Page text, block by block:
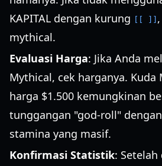
KAPITAL dengan kurung
[[ ]]
mythical.
Evaluasi Harga: Jika Anda
Mythical, cek harganya. Kuda
harga $1.500 kemungkinan
tunggangan "god-roll"
stamina yang masif.
Konfirmasi Statistik: